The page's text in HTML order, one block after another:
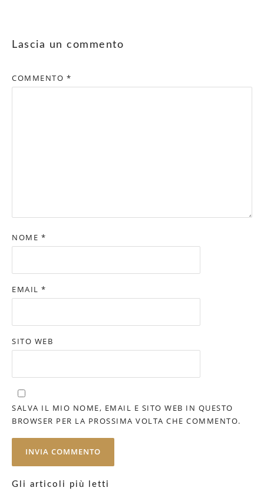
Lascia un commento
COMMENTO *
NOME *
EMAIL *
SITO WEB
SALVA IL MIO NOME, EMAIL E SITO WEB IN QUESTO
BROWSER PER LA PROSSIMA VOLTA CHE COMMENTO.
Gli articoli più letti